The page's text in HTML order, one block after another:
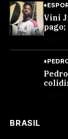
Vini
pago;
BRASIL